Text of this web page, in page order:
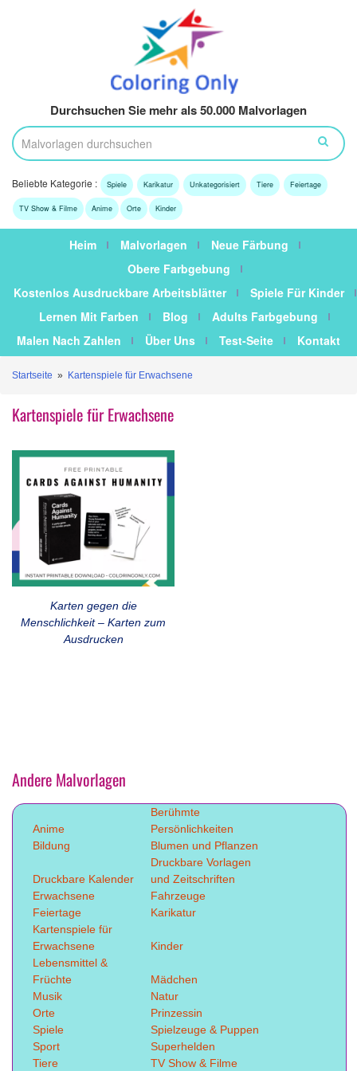
Durchsuchen Sie mehr als 50.000 Malvorlagen
Beliebte Kategorie : Spiele Karikatur Unkategorisiert Tiere Feiertage
TV Show & Filme Anime Orte Kinder
Heim Malvorlagen
Neue Färbung
Obere Farbgebung
Kostenlos Ausdruckbare Arbeitsblätter
Spiele Für Kinder
Lernen Mit Farben
Blog
Adults Farbgebung
Malen Nach Zahlen
Über Uns Test-Seite Kontakt
Startseite » Kartenspiele für Erwachsene
Kartenspiele für Erwachsene
Karten gegen die
Menschlichkeit – Karten zum
Ausdrucken
Andere Malvorlagen
Anime
Berühmte
Persönlichkeiten
Bildung
Blumen und Pflanzen
Druckbare Kalender
Druckbare Vorlagen
und Zeitschriften
Erwachsene
Fahrzeuge
Feiertage
Karikatur
Kartenspiele für
Erwachsene
Kinder
Lebensmittel &
Früchte
Mädchen
Musik
Natur
Orte
Prinzessin
Spiele
Spielzeuge & Puppen
Sport
Superhelden
Tiere
TV Show & Filme